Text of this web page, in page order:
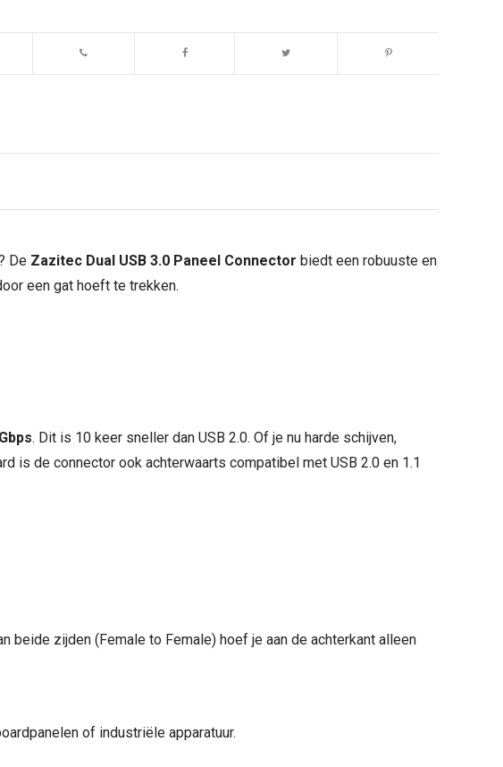
De Zazitec Dual USB 3.0 Paneel Connector biedt een robuuste en
een gat hoeft te trekken.
. Dit is 10 keer sneller dan USB 2.0. Of je nu harde schijven,
is de connector ook achterwaarts compatibel met USB 2.0 en 1.1
beide zijden (Female to Female) hoef je aan de achterkant alleen
of industriële apparatuur.